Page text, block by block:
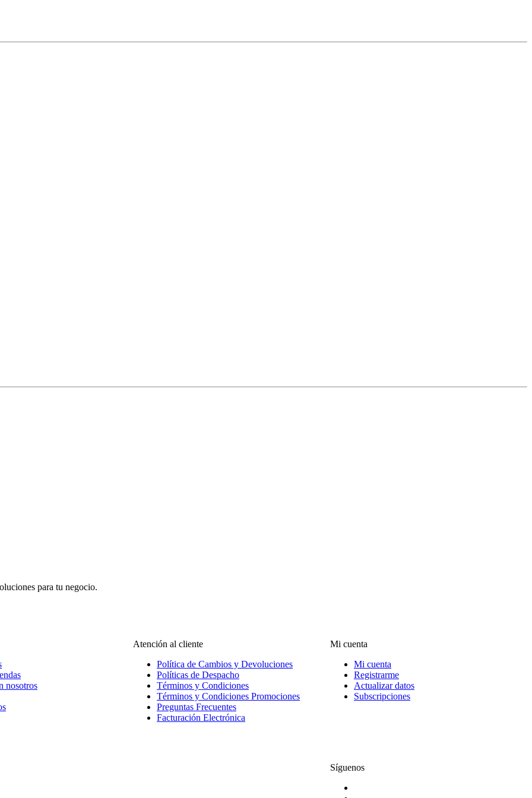
para tu negocio.
nosotros
Atención al cliente
Política de Cambios y Devoluciones
Políticas de Despacho
Términos y Condiciones
Términos y Condiciones Promociones
Preguntas Frecuentes
Facturación Electrónica
Mi cuenta
Mi cuenta
Registrarme
Actualizar datos
Subscripciones
Síguenos